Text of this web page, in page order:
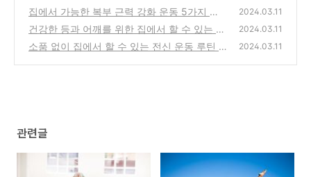
는 요가
(0)
집에서 가능한 복부 근력 강화 운동 5가지 알
아보기
(1)
2024.03.11
건강한 등과 어깨를 위한 집에서 할 수 있는 운
동 5가지
(2)
2024.03.11
소품 없이 집에서 할 수 있는 전신 운동 루틴 5
2024.03.11
관련글